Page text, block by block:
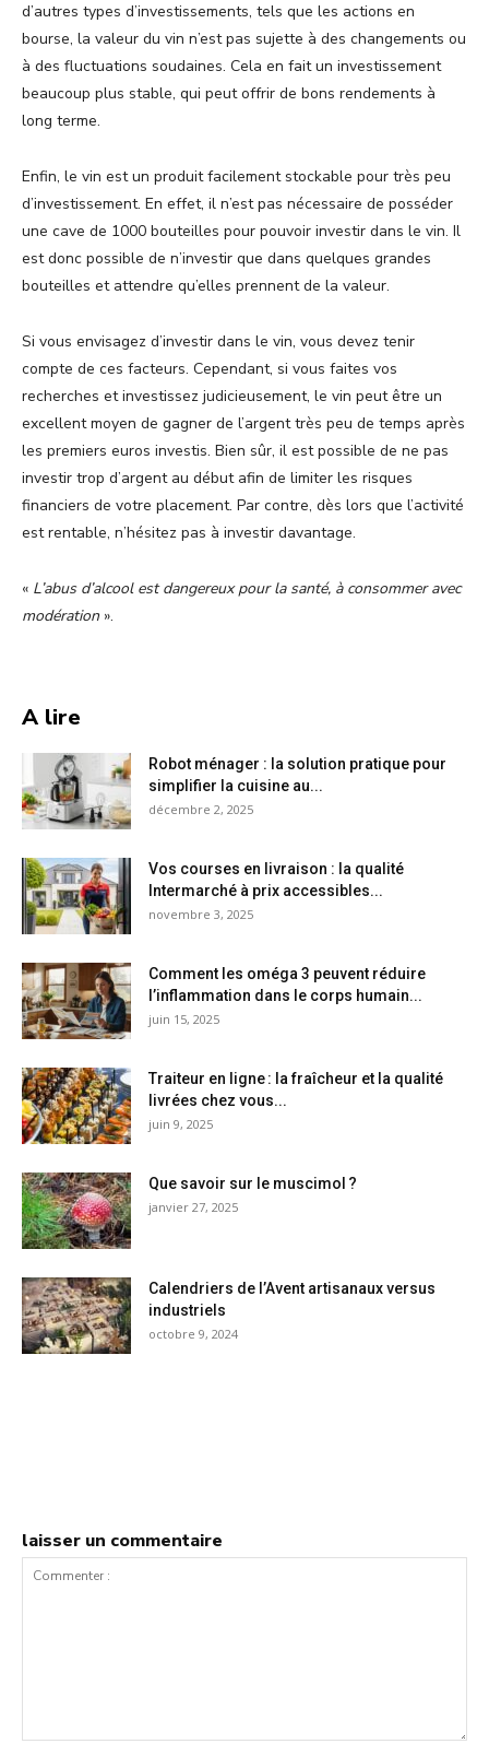
d’autres types d’investissements, tels que les actions en
bourse, la valeur du vin n’est pas sujette à des changements ou
à des fluctuations soudaines. Cela en fait un investissement
beaucoup plus stable, qui peut offrir de bons rendements à
long terme.
Enfin, le vin est un produit facilement stockable pour très peu
d’investissement. En effet, il n’est pas nécessaire de posséder
une cave de 1000 bouteilles pour pouvoir investir dans le vin. Il
est donc possible de n’investir que dans quelques grandes
bouteilles et attendre qu’elles prennent de la valeur.
Si vous envisagez d’investir dans le vin, vous devez tenir
compte de ces facteurs. Cependant, si vous faites vos
recherches et investissez judicieusement, le vin peut être un
excellent moyen de gagner de l’argent très peu de temps après
les premiers euros investis. Bien sûr, il est possible de ne pas
investir trop d’argent au début afin de limiter les risques
financiers de votre placement. Par contre, dès lors que l’activité
est rentable, n’hésitez pas à investir davantage.
« L’abus d’alcool est dangereux pour la santé, à consommer avec
modération».
A lire
Robot ménager : la solution pratique pour
simplifier la cuisine au...
décembre 2, 2025
Vos courses en livraison : la qualité
Intermarché à prix accessibles...
novembre 3, 2025
Comment les oméga 3 peuvent réduire
l’inflammation dans le corps humain...
juin 15, 2025
Traiteur en ligne : la fraîcheur et la qualité
livrées chez vous...
juin 9, 2025
Que savoir sur le muscimol ?
janvier 27, 2025
Calendriers de l’Avent artisanaux versus
industriels
octobre 9, 2024
laisser un commentaire